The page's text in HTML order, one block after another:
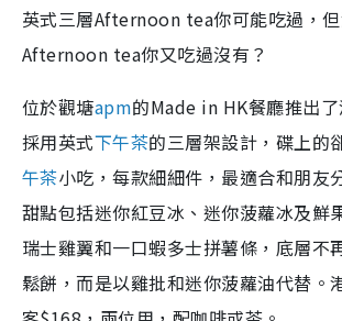
英式三層Afternoon tea你可能吃過，
Afternoon tea你又吃過沒有？
位於觀塘apm的Made in HK餐廳推出了
採用英式下午茶的三層架設計，碟上的
午茶小吃，每款細細件，最適合和朋友
甜點包括迷你紅豆冰、迷你菠蘿冰及鮮
瑞士雞翼和一口蝦多士拼薯條，底層不
鬆餅，而是以雞批和迷你菠蘿油代替。